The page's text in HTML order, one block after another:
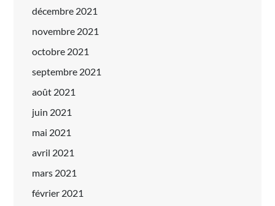
décembre 2021
novembre 2021
octobre 2021
septembre 2021
août 2021
juin 2021
mai 2021
avril 2021
mars 2021
février 2021